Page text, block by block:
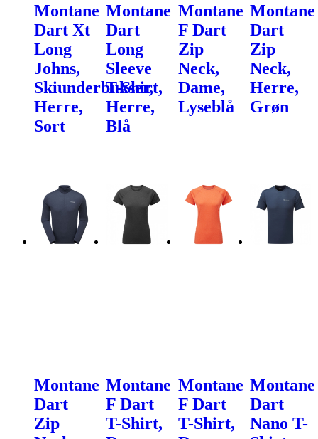
Montane
Dart Xt
Long
Johns,
Skiunderbukser,
Herre,
Sort
Montane
Dart
Long
Sleeve
T-Shirt,
Herre,
Blå
Montane
F Dart
Zip
Neck,
Dame,
Lyseblå
Montane
Dart
Zip
Neck,
Herre,
Grøn
Montane
Dart
Zip
Montane
F Dart
T-Shirt,
Montane
F Dart
T-Shirt,
Montane
Dart
Nano T-